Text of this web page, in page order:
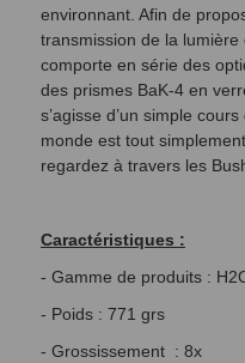
environnant. Afin de
transmission de la
comporte en série des
des prismes BaK-4 en
s’agisse d’un simple
monde est tout
regardez à travers les
Caractéristiques :
- Gamme de produits :
- Poids : 771 grs
- Grossissement : 8x